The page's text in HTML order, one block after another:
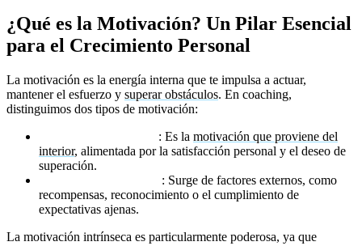
¿Qué es la Motivación? Un Pilar Esencial
para el Crecimiento Personal
La motivación es la energía interna que te impulsa a actuar,
mantener el esfuerzo y superar obstáculos. En coaching,
distinguimos dos tipos de motivación:
: Es la motivación que proviene del
interior, alimentada por la satisfacción personal y el deseo de
superación.
: Surge de factores externos, como
recompensas, reconocimiento o el cumplimiento de
expectativas ajenas.
La motivación intrínseca es particularmente poderosa, ya que